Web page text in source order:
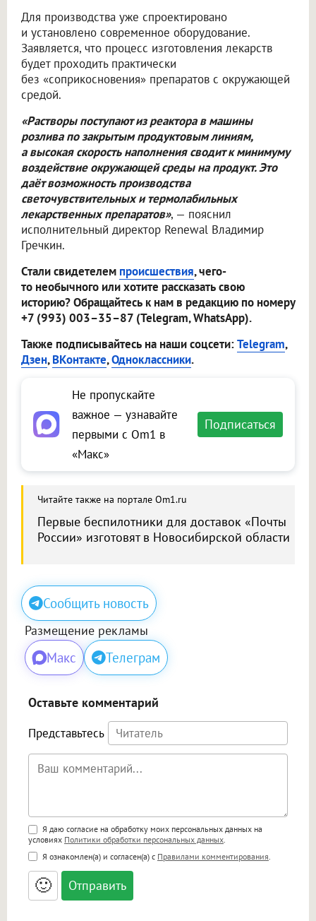
Для производства уже спроектировано
и установлено современное оборудование.
Заявляется, что процесс изготовления лекарств
будет проходить практически
без «соприкосновения» препаратов с окружающей
средой.
«Растворы поступают из реактора в машины
розлива по закрытым продуктовым линиям,
а высокая скорость наполнения сводит к минимуму
воздействие окружающей среды на продукт. Это
даёт возможность производства
светочувствительных и термолабильных
лекарственных препаратов», — пояснил
исполнительный директор Renewal Владимир
Гречкин.
Стали свидетелем происшествия, чего-
то необычного или хотите рассказать свою
историю? Обращайтесь к нам в редакцию по номеру
+7 (993) 003–35–87 (Telegram, WhatsApp).
Также подписывайтесь на наши соцсети:Telegram,
Дзен,ВКонтакте,Одноклассники.
Не пропускайте
важное — узнавайте
первыми с Om1 в
«Макс»
Подписаться
Читайте также на портале Om1.ru
Первые беспилотники для доставок «Почты
России» изготовят в Новосибирской области
Сообщить новость
Размещение рекламы
Макс Телеграм
Оставьте комментарий
Представьтесь
Поддержка HTML
<b>, <strong>, <u>, <i>, <em>, <s>, <big>,
<small>, <sup>, <sub>, <pre>, <ul>, <ol>, <li>,
<blockquote>, <code> экранирует HTML,
адреса URL автоматически становятся
ссылками, и [img]адрес[/img] будет
Я даю согласие на обработку моих персональных данных на
условиях Политики обработки персональных данных
Я ознакомлен(а) и согласен(а) с Правилами комментирования
🙂